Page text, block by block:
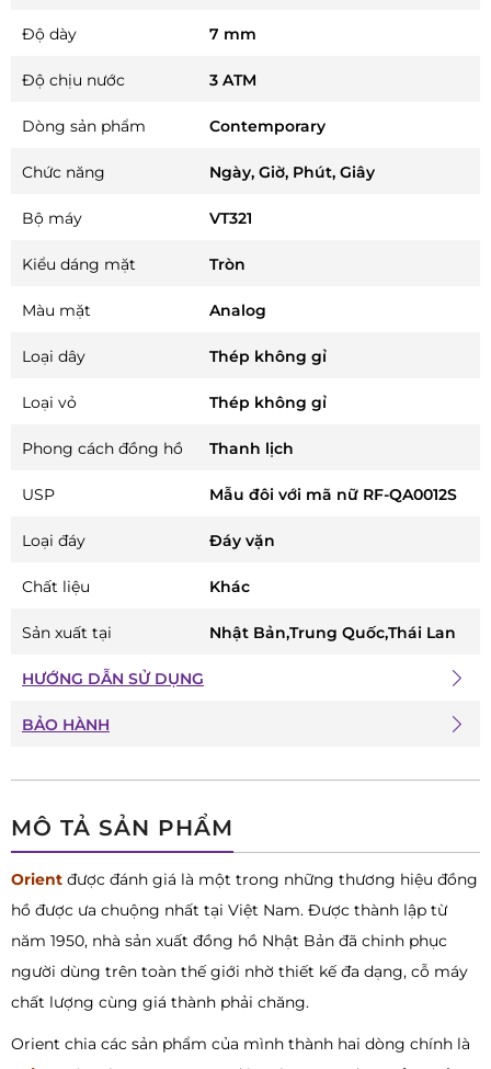
MÔ TẢ SẢN PHẨM
Orient được đánh giá là một trong những thương hiệu đồng
hồ được ưa chuộng nhất tại Việt Nam. Được thành lập từ
năm 1950, nhà sản xuất đồng hồ Nhật Bản đã chinh phục
người dùng trên toàn thế giới nhờ thiết kế đa dạng, cỗ máy
chất lượng cùng giá thành phải chăng.
Orient chia các sản phẩm của mình thành hai dòng chính là
Độ dày 7 mm
Độ chịu nước 3 ATM
Dòng sản phẩm Contemporary
Chức năng Ngày, Giờ, Phút, Giây
Bộ máy VT321
Kiểu dáng mặt Tròn
Màu mặt Analog
Loại dây Thép không gỉ
Loại vỏ Thép không gỉ
Phong cách đồng hồ Thanh lịch
USP Mẫu đôi với mã nữ RF-QA0012S
Loại đáy Đáy vặn
Chất liệu Khác
Sản xuất tại Nhật Bản,Trung Quốc,Thái Lan
HƯỚNG DẪN SỬ DỤNG
BẢO HÀNH